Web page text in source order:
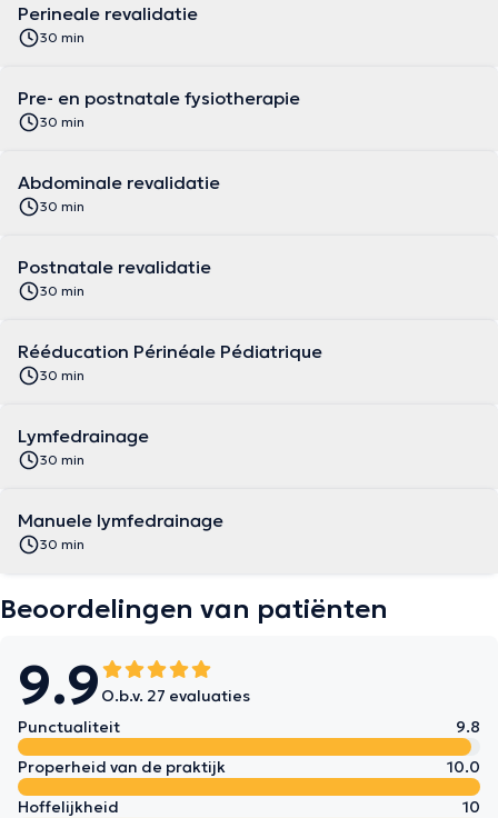
Perineale revalidatie
30 min
Pre- en postnatale fysiotherapie
30 min
Abdominale revalidatie
30 min
Postnatale revalidatie
30 min
Rééducation Périnéale Pédiatrique
30 min
Lymfedrainage
30 min
Manuele lymfedrainage
30 min
Beoordelingen van patiënten
9.9 O.b.v. 27 evaluaties
Punctualiteit
9.8
Properheid van de praktijk
10.0
Hoffelijkheid
10